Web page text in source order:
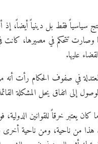
سياسياً فقط بل دينياً أيضاً، إذ
تتحكم في مصيرها، كانت في
عليها.
في صفوف الحكام رأت
إلى اتفاق يحل المشكلة
يعتبر خرقاً للقوانين الدولية،
هذا من ناحية، ومن ناحية